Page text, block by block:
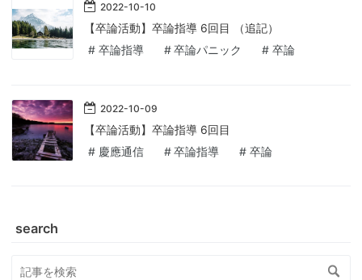
2022-10-10
【卒論活動】卒論指導 6回目 （追記）
# 卒論指導 # 卒論パニック # 卒論
2022-10-09
【卒論活動】卒論指導 6回目
# 慶應通信 # 卒論指導 # 卒論
search